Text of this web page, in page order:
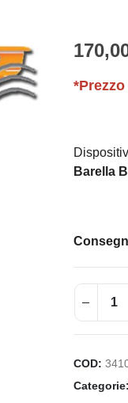
Barella
COD:
Categorie: